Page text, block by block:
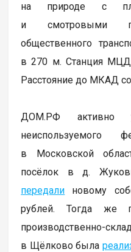
на природе с
и смотровыми
общественного
в 270 м. Станция
Расстояние до МКАД
ДОМ.РФ активно
неиспользуемого
в Московской
посёлок в д.
передали новому
рублей. Тогда же
в Щёлково была